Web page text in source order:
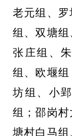
老元组、
组、双塘组
张庄组、
组、欧堰
坊组、小
组；邵岗
塘村白马组